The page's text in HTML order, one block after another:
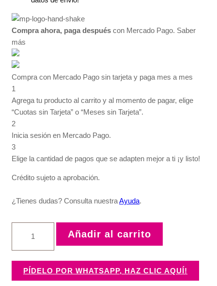
Compra ahora, paga después con Mercado Pago. Saber
más
Compra con Mercado Pago sin tarjeta y paga mes a mes
1
Agrega tu producto al carrito y al momento de pagar, elige
“Cuotas sin Tarjeta” o “Meses sin Tarjeta”.
2
Inicia sesión en Mercado Pago.
3
Elige la cantidad de pagos que se adapten mejor a ti ¡y listo!
Crédito sujeto a aprobación.
¿Tienes dudas? Consulta nuestraAyuda.
navideña
Claudia
González
Añadir al carrito
PÍDELO POR WHATSAPP, HAZ CLIC AQUÍ!